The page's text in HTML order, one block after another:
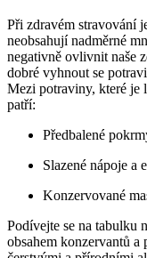
Při zdravém stravování
neobsahují nadměrné
negativně ovlivnit naše
dobré vyhnout se
Mezi potraviny, které je
patří:
Předbalené
Slazené nápoje a
Konzervované
Podívejte se na tabulku
obsahem konzervantů a